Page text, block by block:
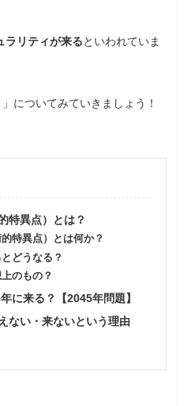
ラリティが来るといわれていま
についてみていきましょう！
特異点）とは？
特異点）とは何か？
どうなる？
のもの？
に来る？【2045年問題】
ない・来ないという理由